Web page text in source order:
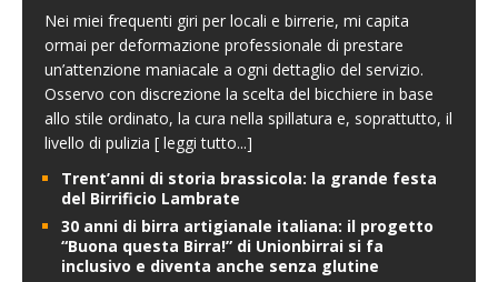
Nei miei frequenti giri per locali e birrerie, mi capita
ormai per deformazione professionale di prestare
un’attenzione maniacale a ogni dettaglio del servizio.
Osservo con discrezione la scelta del bicchiere in base
allo stile ordinato, la cura nella spillatura e, soprattutto, il
livello di pulizia [ leggi tutto...]
Trent’anni di storia brassicola: la grande festa
del Birrificio Lambrate
30 anni di birra artigianale italiana: il progetto
“Buona questa Birra!” di Unionbirrai si fa
inclusivo e diventa anche senza glutine